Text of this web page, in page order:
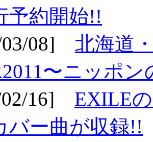
予約開始!!
03/08] 北海道
〜ニッポ
02/16] EXILE
バー曲が収録!!